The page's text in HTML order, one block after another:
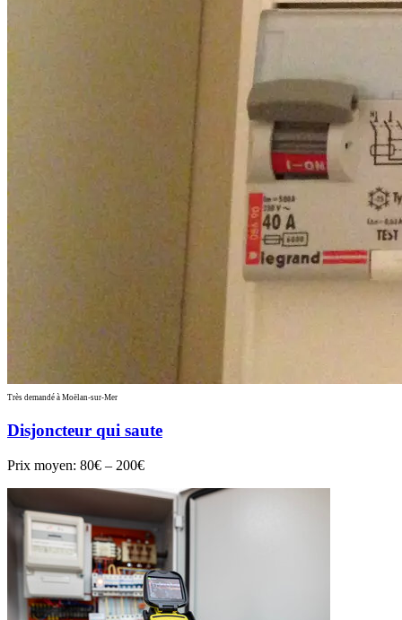
Très demandé à Moëlan-sur-Mer
Disjoncteur qui saute
Prix moyen: 80€ – 200€